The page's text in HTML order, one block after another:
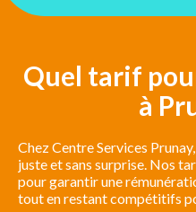
Quel tarif
à
Chez Centre Services
juste et sans surprise. Nos
pour garantir une
tout en restant compétitifs